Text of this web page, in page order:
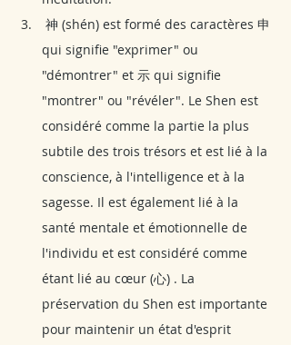
qui signifie "exprimer" ou
"démontrer" et 示 qui signifie
"montrer" ou "révéler". Le Shen est
considéré comme la partie la plus
subtile des trois trésors et est lié à la
conscience, à l'intelligence et à la
sagesse. Il est également lié à la
santé mentale et émotionnelle de
l'individu et est considéré comme
étant lié au cœur (心) . La
préservation du Shen est importante
pour maintenir un état d'esprit